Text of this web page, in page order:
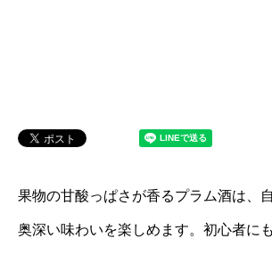
果物の甘酸っぱさが香るプラム酒は、
奥深い味わいを楽しめます。初心者に